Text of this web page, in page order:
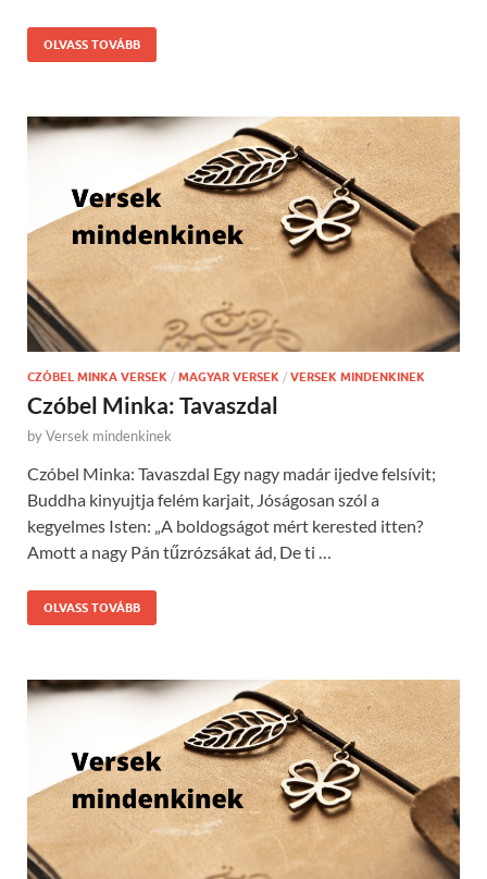
OLVASS TOVÁBB
CZÓBEL MINKA VERSEK / MAGYAR VERSEK / VERSEK MINDENKINEK
Czóbel Minka: Tavaszdal
byVersek mindenkinek
Czóbel Minka: Tavaszdal Egy nagy madár ijedve felsívit;
Buddha kinyujtja felém karjait, Jóságosan szól a
kegyelmes Isten: „A boldogságot mért kerested itten?
Amott a nagy Pán tűzrózsákat ád, De ti …
OLVASS TOVÁBB